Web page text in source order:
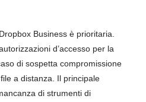
Business è prioritaria.
d’accesso per la
di sospetta compromissione
a distanza. Il principale
di strumenti di